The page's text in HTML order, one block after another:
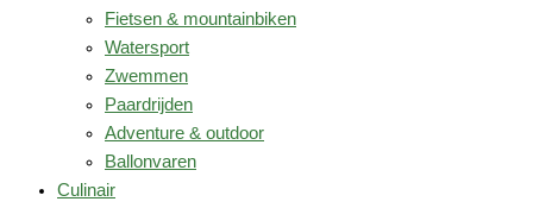
Fietsen & mountainbiken
Watersport
Zwemmen
Paardrijden
Adventure & outdoor
Ballonvaren
Culinair